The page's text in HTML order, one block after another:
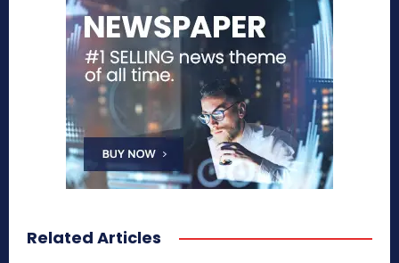
Related Articles